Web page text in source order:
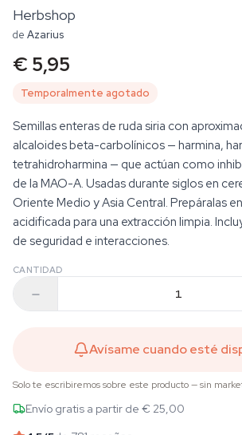
Herbshop
de Azarius
€ 5,95
Temporalmente agotado
Semillas enteras de ruda siria con
alcaloides beta-carbolínicos — harmina,
tetrahidroharmina — que actúan como
de la MAO-A. Usadas durante siglos en
Oriente Medio y Asia Central. Prepáralas
acidificada para una extracción limpia.
de seguridad e interacciones.
CANTIDAD
Avísame cuando esté
Solo te escribiremos sobre este producto — sin
Envío gratis a partir de € 25,00